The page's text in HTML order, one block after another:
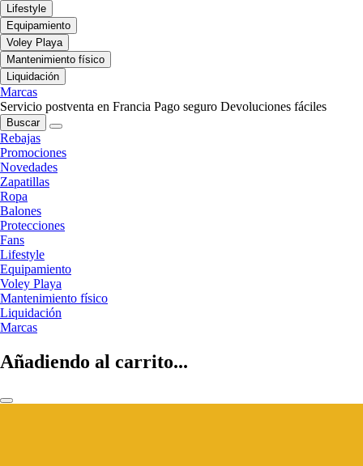
Lifestyle
Equipamiento
Voley Playa
Mantenimiento físico
Liquidación
Marcas
Servicio postventa en Francia Pago seguro Devoluciones fáciles
Buscar
Rebajas
Promociones
Novedades
Zapatillas
Ropa
Balones
Protecciones
Fans
Lifestyle
Equipamiento
Voley Playa
Mantenimiento físico
Liquidación
Marcas
Añadiendo al carrito...